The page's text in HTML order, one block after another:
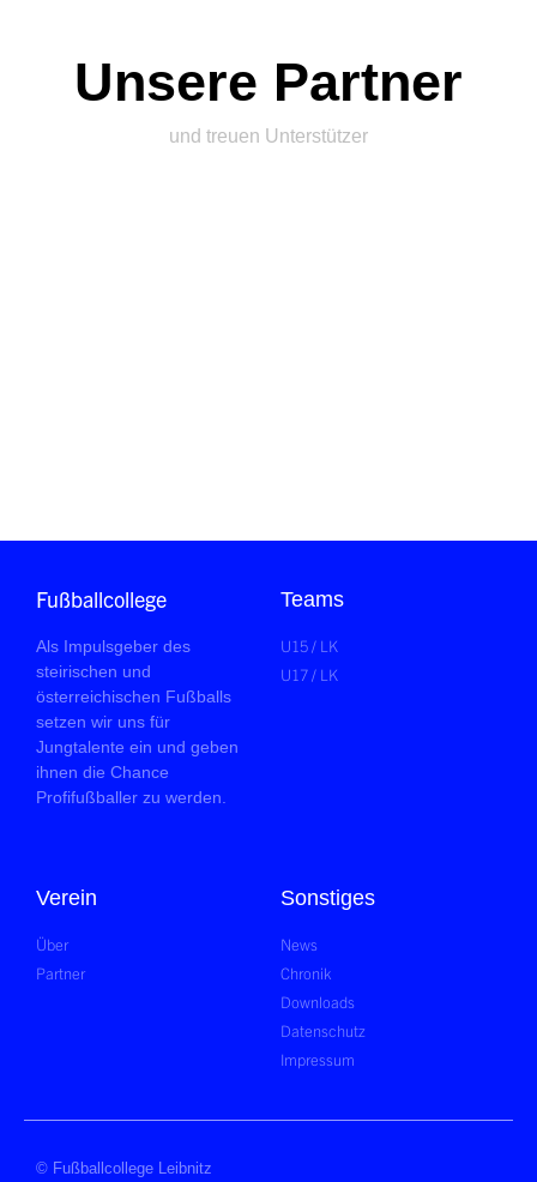
Unsere Partner
und treuen Unterstützer
Fußballcollege
Als Impulsgeber des
steirischen und
österreichischen Fußballs
setzen wir uns für
Jungtalente ein und geben
ihnen die Chance
Profifußballer zu werden.
Teams
U15 / LK
U17 / LK
Verein
Über
Partner
Sonstiges
News
Chronik
Downloads
Datenschutz
Impressum
© Fußballcollege Leibnitz